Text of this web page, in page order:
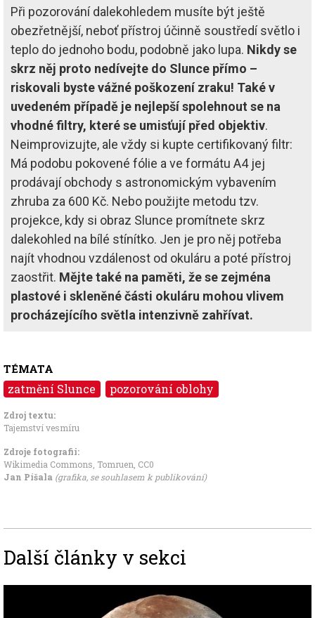
Při pozorování dalekohledem musíte být ještě
obezřetnější, neboť přístroj účinně soustředí světlo i
teplo do jednoho bodu, podobně jako lupa. Nikdy se
skrz něj proto nedívejte do Slunce přímo –
riskovali byste vážné poškození zraku! Také v
uvedeném případě je nejlepší spolehnout se na
vhodné filtry, které se umisťují před objektiv.
Neimprovizujte, ale vždy si kupte certifikovaný filtr:
Má podobu pokovené fólie a ve formátu A4 jej
prodávají obchody s astronomickým vybavením
zhruba za 600 Kč. Nebo použijte metodu tzv.
projekce, kdy si obraz Slunce promítnete skrz
dalekohled na bílé stínítko. Jen je pro něj potřeba
najít vhodnou vzdálenost od okuláru a poté přístroj
zaostřit. Mějte také na paměti, že se zejména
plastové i skleněné části okuláru mohou vlivem
procházejícího světla intenzivně zahřívat.
TÉMATA
zatmění Slunce pozorování oblohy
Zdroj textu:
Tajemství vesmíru
Zdroje fotografii:
Wikimedia Commons, Tomruen CC0
Jan Píšala (grafika, se souhlasem k publikování)
Další články v sekci